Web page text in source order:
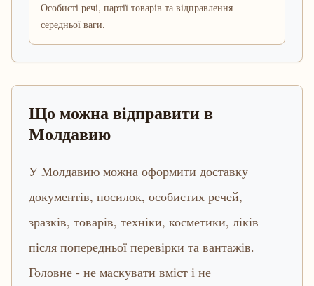
Особисті речі, партії товарів та відправлення
середньої ваги.
Що можна відправити в
Молдавию
У Молдавию можна оформити доставку
документів, посилок, особистих речей,
зразків, товарів, техніки, косметики, ліків
після попередньої перевірки та вантажів.
Головне - не маскувати вміст і не